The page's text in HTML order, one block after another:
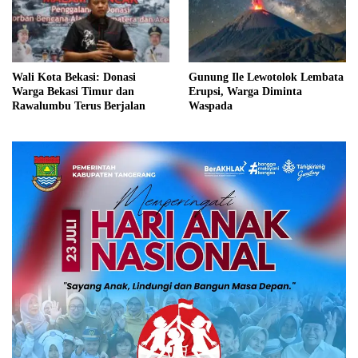
Wali Kota Bekasi: Donasi
Warga Bekasi Timur dan
Rawalumbu Terus Berjalan
Gunung Ile Lewotolok Lembata
Erupsi, Warga Diminta
Waspada